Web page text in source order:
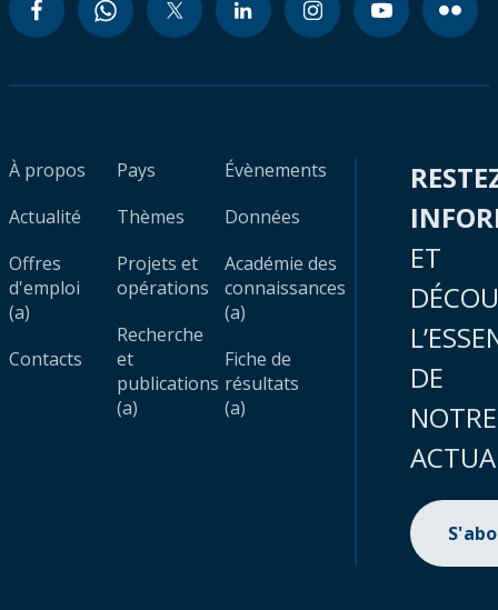
À propos
Actualité
Offres
d'emploi
(a)
Contacts
Pays
Thèmes
Projets et
opérations
Recherche
et
publications
(a)
Évènements
Données
Académie des
connaissances
(a)
Fiche de
résultats
(a)
ET
DE
NOTRE